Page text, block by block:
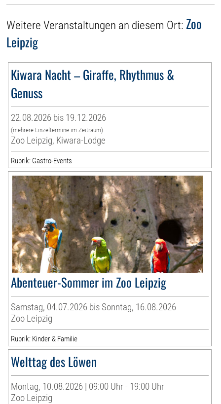
Weitere Veranstaltungen an diesem Ort: Zoo
Leipzig
Kiwara Nacht – Giraffe, Rhythmus &
Genuss
22.08.2026 bis 19.12.2026
(mehrere Einzeltermine im Zeitraum)
Zoo Leipzig, Kiwara-Lodge
Rubrik: Gastro-Events
Abenteuer-Sommer im Zoo Leipzig
Samstag, 04.07.2026 bis Sonntag, 16.08.2026
Zoo Leipzig
Rubrik: Kinder & Familie
Welttag des Löwen
Montag, 10.08.2026 | 09:00 Uhr - 19:00 Uhr
Zoo Leipzig